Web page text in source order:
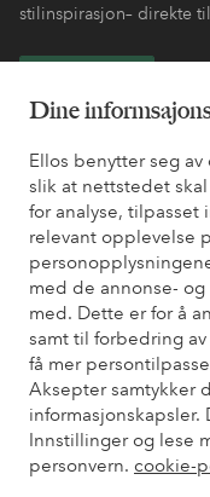
Dine
Ellos benytter seg
slik at nettstedet
for analyse, tilpasset
relevant opplevelse
med de annonse-
med. Dette er for å
samt til forbedring
få mer
Aksepter samtykker
Innstillinger og lese
personvern. cookie-
stilinspirasjon– direkte
Trenger du hjelp?
Du finner svar på de
også informasjon om
Kundeservice
Mine sider